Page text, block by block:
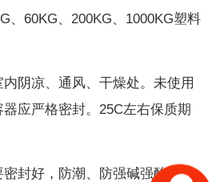
、60KG、200KG、1000KG塑料
阴凉、通风、干燥处。未使用
应严格密封。25C左右保质期
封好，防潮、防强碱强酸及防